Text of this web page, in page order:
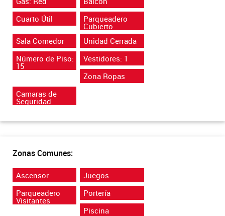
Cuarto Útil
Parqueadero
Cubierto
Sala Comedor
Unidad Cerrada
Número de Piso:
15
Vestidores: 1
Zona Ropas
Camaras de
Seguridad
Zonas Comunes:
Ascensor
Juegos
Parqueadero
Visitantes
Portería
Piscina